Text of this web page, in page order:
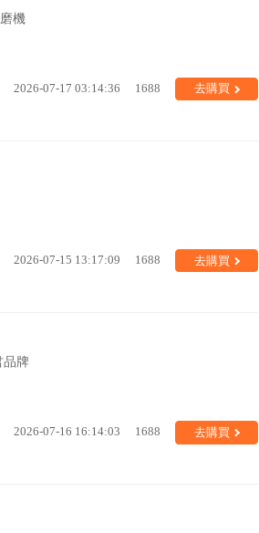
機
2026-07-17 03:14:36 1688 去購買
2026-07-15 13:17:09 1688 去購買
品牌
2026-07-16 16:14:03 1688 去購買